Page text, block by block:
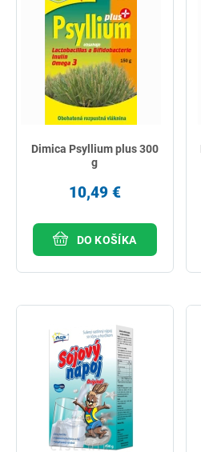
podľa
Dimica Psyllium plus 300
g
10,49 €
DO KOŠÍKA